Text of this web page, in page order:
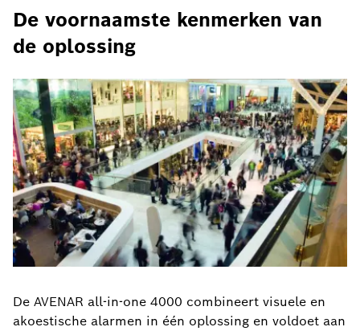
De voornaamste kenmerken van
de oplossing
De AVENAR all-in-one 4000 combineert visuele en
akoestische alarmen in één oplossing en voldoet aan